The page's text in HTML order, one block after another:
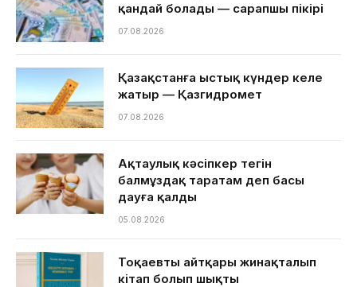
қандай болады — сарапшы пікірі
07.08.2026
Қазақстанға ыстық күндер келе
жатыр — Қазгидромет
07.08.2026
Ақтаулық кәсіпкер тегін
балмұздақ таратам деп басы
дауға қалды
05.08.2026
Тоқаевтың айтқары жинақталып
кітап болып шықты